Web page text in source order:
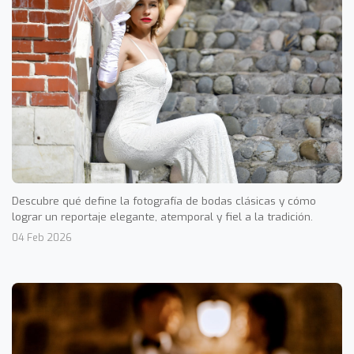
Descubre qué define la fotografía de bodas clásicas y cómo
lograr un reportaje elegante, atemporal y fiel a la tradición.
04 Feb 2026